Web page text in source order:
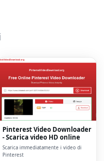
Pinterest Video Downloader
- Scarica video HD online
Scarica immediatamente i video di
Pinterest